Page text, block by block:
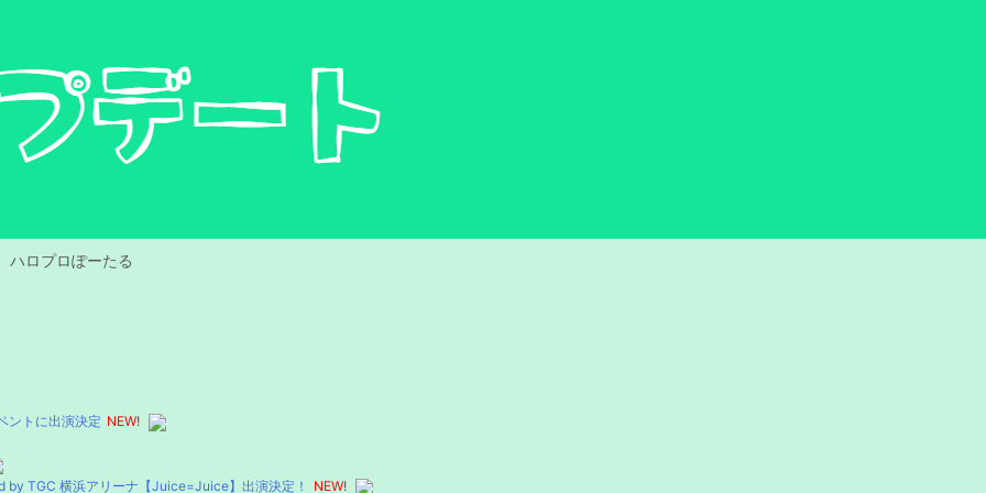
ハロプロぽーたる
ントに出演決定 NEW!
TGC 横浜アリーナ【Juice=Juice】出演決定！ NEW!